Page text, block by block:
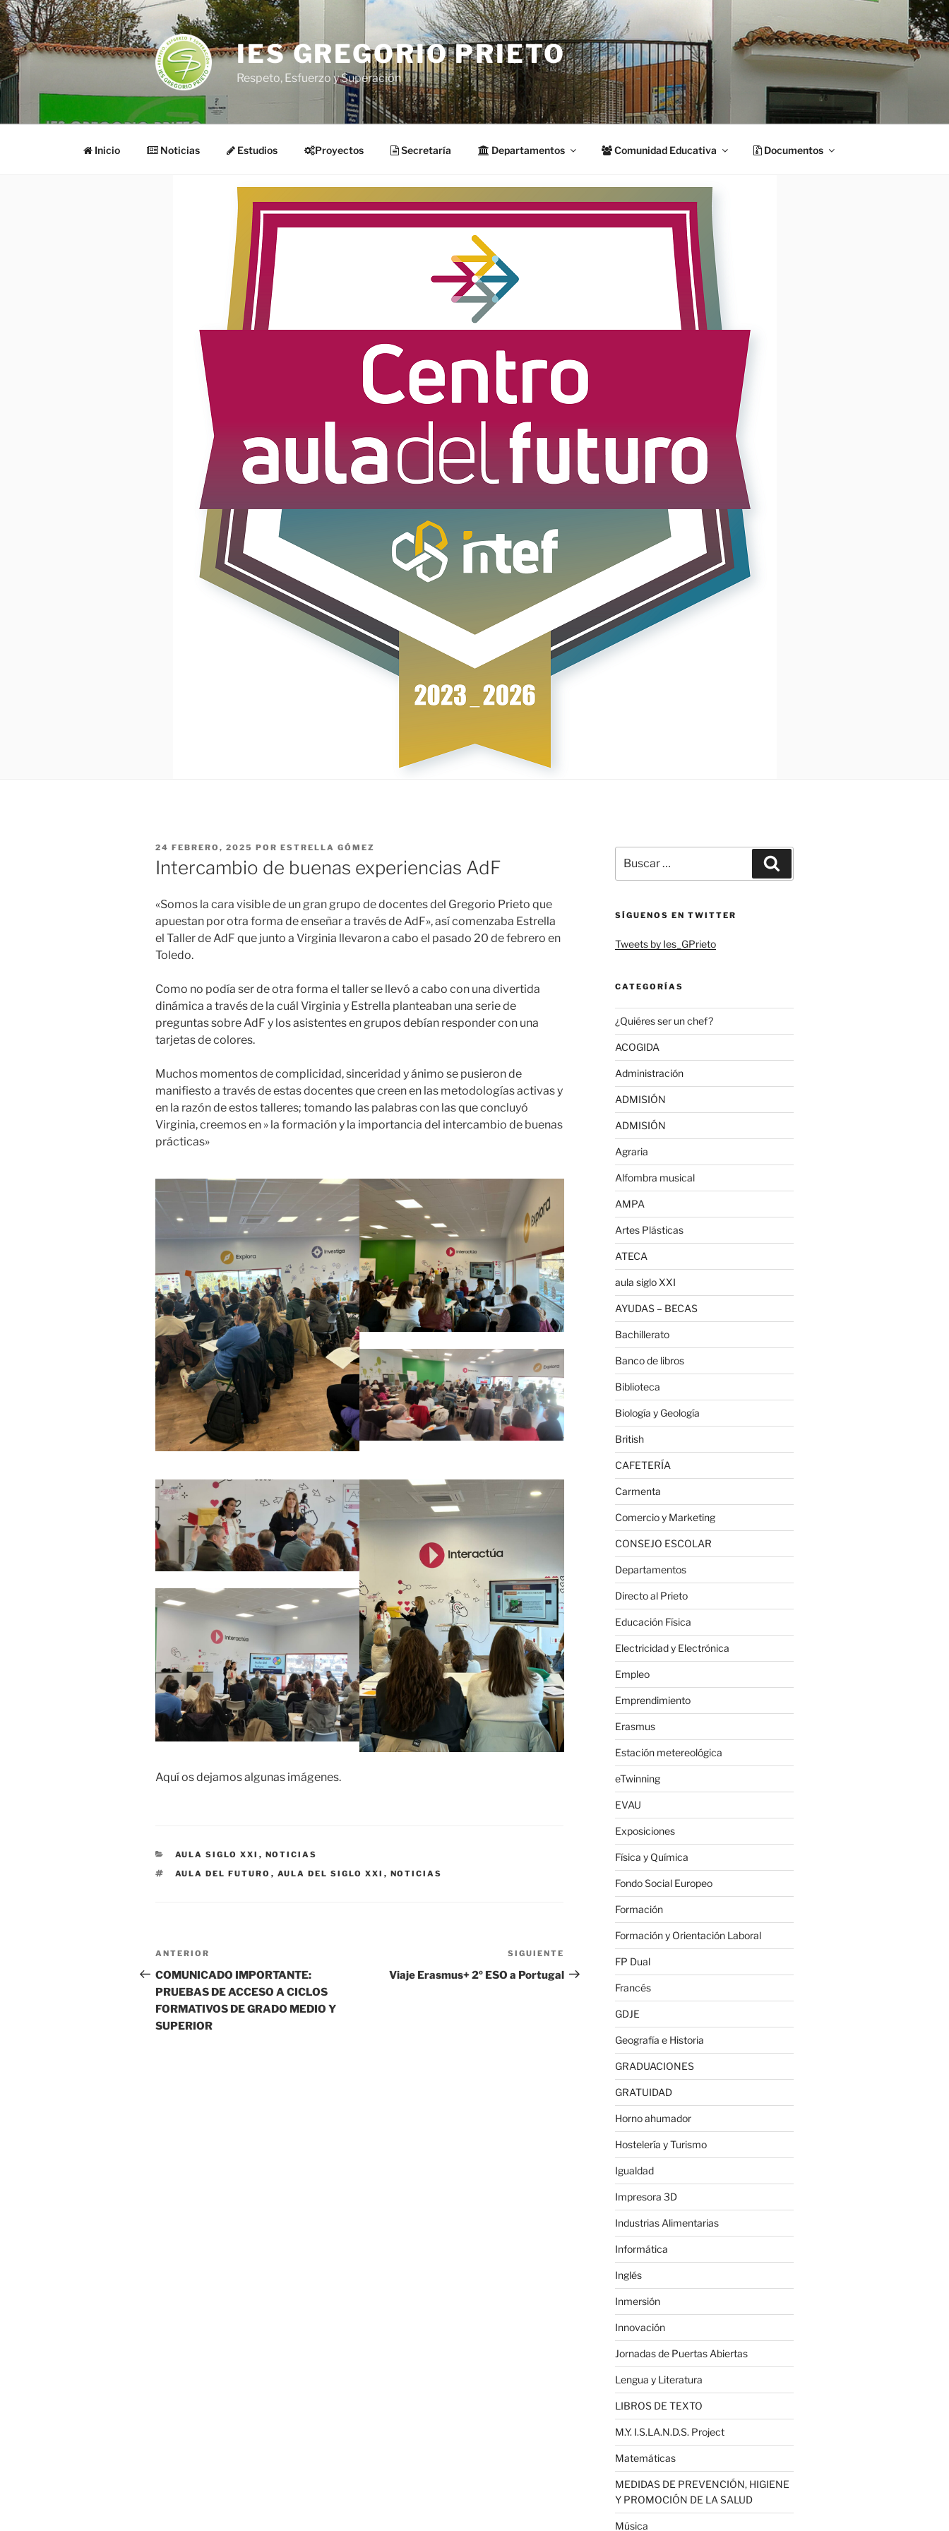
Saltar
al
contenido
IES GREGORIO PRIETO
Respeto, Esfuerzo y Superación
Inicio Noticias Estudios Proyectos Secretaría Departamentos Comunidad Educativa Documentos
PUBLICADO
EL
24 FEBRERO, 2025 POR ESTRELLA GÓMEZ
Intercambio de buenas experiencias AdF
«Somos la cara visible de un gran grupo de docentes del Gregorio Prieto que
apuestan por otra forma de enseñar a través de AdF», así comenzaba Estrella
el Taller de AdF que junto a Virginia llevaron a cabo el pasado 20 de febrero en
Toledo.
Como no podía ser de otra forma el taller se llevó a cabo con una divertida
dinámica a través de la cuál Virginia y Estrella planteaban una serie de
preguntas sobre AdF y los asistentes en grupos debían responder con una
tarjetas de colores.
Muchos momentos de complicidad, sinceridad y ánimo se pusieron de
manifiesto a través de estas docentes que creen en las metodologías activas y
en la razón de estos talleres; tomando las palabras con las que concluyó
Virginia, creemos en » la formación y la importancia del intercambio de buenas
prácticas»
Aquí os dejamos algunas imágenes.
CATEGORÍAS
AULA SIGLO XXI , NOTICIAS
ETIQUETAS
AULA DEL FUTURO , AULA DEL SIGLO XXI , NOTICIAS
Navegación
de
entradas
Entrada
anterior:
ANTERIOR
COMUNICADO IMPORTANTE:
PRUEBAS DE ACCESO A CICLOS
FORMATIVOS DE GRADO MEDIO Y
SUPERIOR
entrada
SIGUIENTE
Viaje Erasmus+ 2º ESO a Portugal
por:
SÍGUENOS EN TWITTER
Tweets by Ies_GPrieto
CATEGORÍAS
¿Quiéres ser un chef?
ACOGIDA
Administración
ADMISIÓN
ADMISIÓN
Agraria
Alfombra musical
AMPA
Artes Plásticas
ATECA
aula siglo XXI
AYUDAS – BECAS
Bachillerato
Banco de libros
Biblioteca
Biología y Geología
British
CAFETERÍA
Carmenta
Comercio y Marketing
CONSEJO ESCOLAR
Departamentos
Directo al Prieto
Educación Física
Electricidad y Electrónica
Empleo
Emprendimiento
Erasmus
Estación metereológica
eTwinning
EVAU
Exposiciones
Física y Química
Fondo Social Europeo
Formación
Formación y Orientación Laboral
FP Dual
Francés
GDJE
Geografía e Historia
GRADUACIONES
GRATUIDAD
Horno ahumador
Hostelería y Turismo
Igualdad
Impresora 3D
Industrias Alimentarias
Informática
Inglés
Inmersión
Innovación
Jornadas de Puertas Abiertas
Lengua y Literatura
LIBROS DE TEXTO
M.Y. I.S.LA.N.D.S. Project
Matemáticas
MEDIDAS DE PREVENCIÓN, HIGIENE
Y PROMOCIÓN DE LA SALUD
Música